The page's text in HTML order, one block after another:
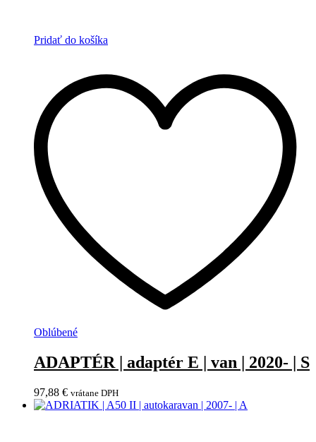
Pridať do košíka
Oblúbené
ADAPTÉR | adaptér E | van | 2020- | S
97,88 € vrátane DPH